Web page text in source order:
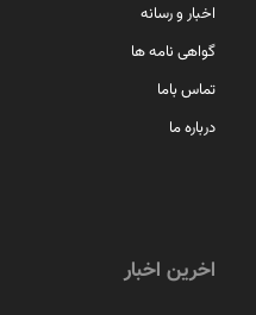
اخبار و رسانه
گواهی نامه ها
تماس باما
درباره ما
اخرین اخبار